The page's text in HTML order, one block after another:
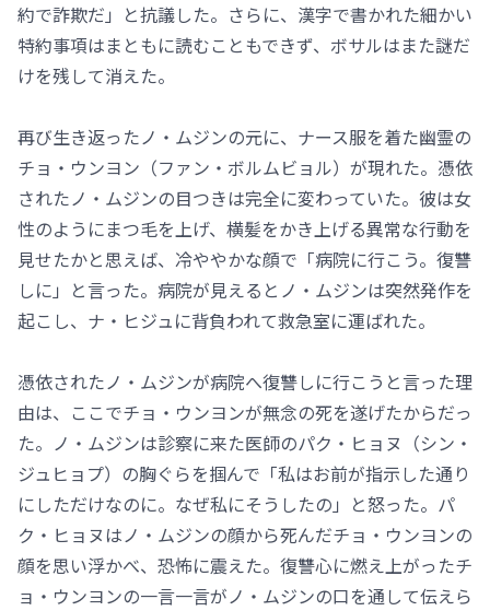
約で詐欺だ」と抗議した。さらに、漢字で書かれた細かい
特約事項はまともに読むこともできず、ボサルはまた謎だ
けを残して消えた。
再び生き返ったノ・ムジンの元に、ナース服を着た幽霊の
チョ・ウンヨン（ファン・ボルムビョル）が現れた。憑依
されたノ・ムジンの目つきは完全に変わっていた。彼は女
性のようにまつ毛を上げ、横髪をかき上げる異常な行動を
見せたかと思えば、冷ややかな顔で「病院に行こう。復讐
しに」と言った。病院が見えるとノ・ムジンは突然発作を
起こし、ナ・ヒジュに背負われて救急室に運ばれた。
憑依されたノ・ムジンが病院へ復讐しに行こうと言った理
由は、ここでチョ・ウンヨンが無念の死を遂げたからだっ
た。ノ・ムジンは診察に来た医師のパク・ヒョヌ（シン・
ジュヒョプ）の胸ぐらを掴んで「私はお前が指示した通り
にしただけなのに。なぜ私にそうしたの」と怒った。パ
ク・ヒョヌはノ・ムジンの顔から死んだチョ・ウンヨンの
顔を思い浮かべ、恐怖に震えた。復讐心に燃え上がったチ
ョ・ウンヨンの一言一言がノ・ムジンの口を通して伝えら